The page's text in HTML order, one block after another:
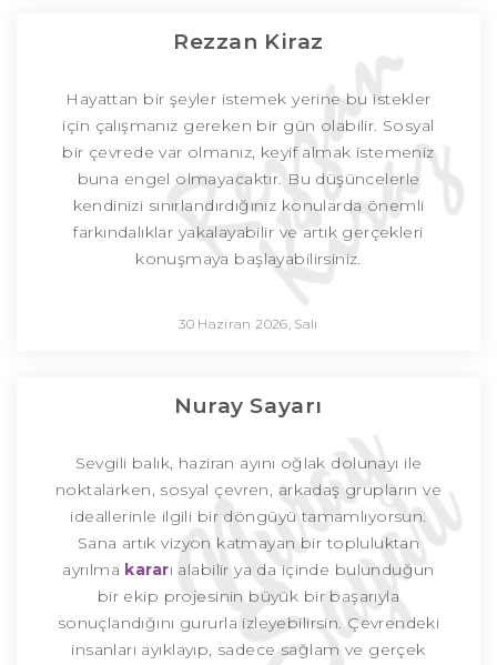
Rezzan Kiraz
Hayattan bir şeyler istemek yerine bu istekler
için çalışmanız gereken bir gün olabilir. Sosyal
bir çevrede var olmanız, keyif almak istemeniz
buna engel olmayacaktır. Bu düşüncelerle
kendinizi sınırlandırdığınız konularda önemli
farkındalıklar yakalayabilir ve artık gerçekleri
konuşmaya başlayabilirsiniz.
30 Haziran 2026, Salı
Nuray Sayarı
Sevgili balık, haziran ayını oğlak dolunayı ile
noktalarken, sosyal çevren, arkadaş grupların ve
ideallerinle ilgili bir döngüyü tamamlıyorsun.
Sana artık vizyon katmayan bir topluluktan
ayrılma kararı alabilir ya da içinde bulunduğun
bir ekip projesinin büyük bir başarıyla
sonuçlandığını gururla izleyebilirsin. Çevrendeki
insanları ayıklayıp, sadece sağlam ve gerçek